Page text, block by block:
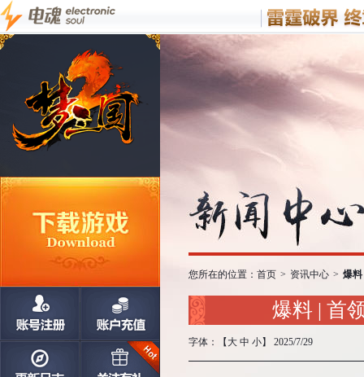
您所在的位置： 首页 > 资讯中心 > 爆
爆料 | 首
字体：【 大 中 小】 2025/7/29